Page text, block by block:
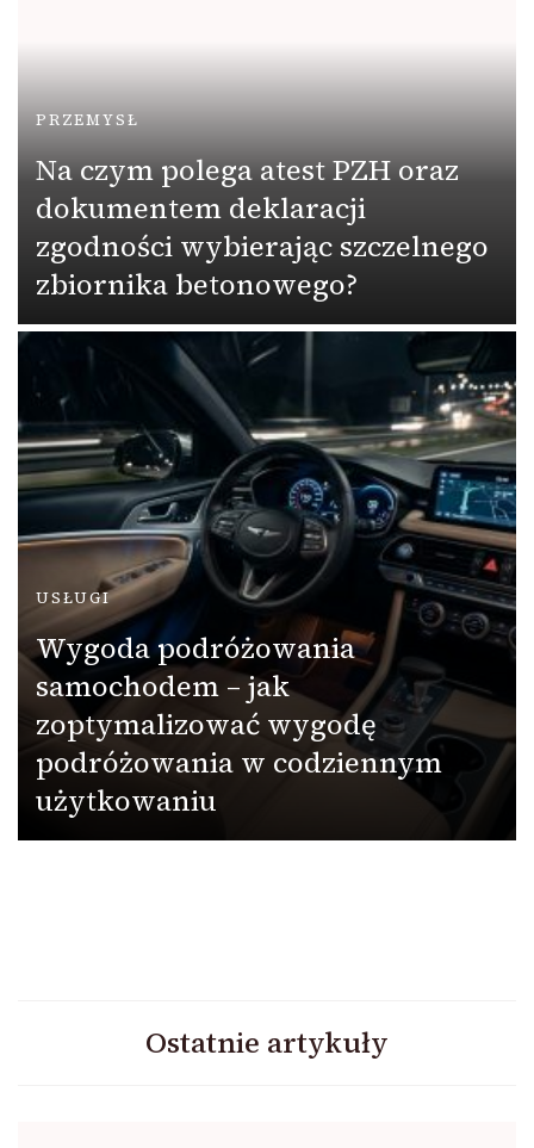
PRZEMYSŁ
Na czym polega atest PZH oraz
dokumentem deklaracji
zgodności wybierając szczelnego
zbiornika betonowego?
USŁUGI
Wygoda podróżowania
samochodem – jak
zoptymalizować wygodę
podróżowania w codziennym
użytkowaniu
Ostatnie artykuły